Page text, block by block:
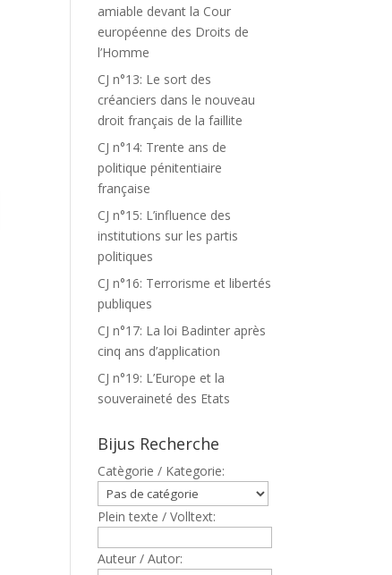
amiable devant la Cour
européenne des Droits de
l’Homme
CJ n°13: Le sort des
créanciers dans le nouveau
droit français de la faillite
CJ n°14: Trente ans de
politique pénitentiaire
française
CJ n°15: L’influence des
institutions sur les partis
politiques
CJ n°16: Terrorisme et libertés
publiques
CJ n°17: La loi Badinter après
cinq ans d’application
CJ n°19: L’Europe et la
souveraineté des Etats
Bijus Recherche
Catègorie / Kategorie:
Plein texte / Volltext:
Auteur / Autor: